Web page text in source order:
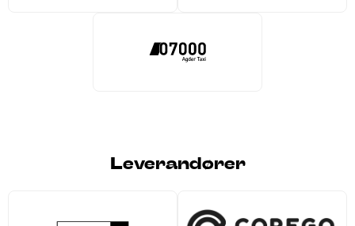
Leverandører